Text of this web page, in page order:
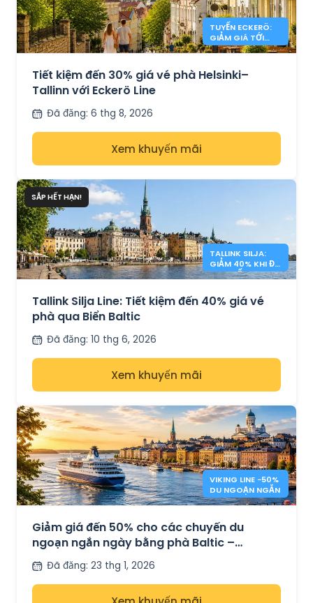
TUYẾN ECKERÖ:
GIẢM GIÁ TỚI
30% HELSINKI –
Tiết kiệm đến 30% giá vé phà Helsinki–
Tallinn với Eckerö Line
Đã đăng: 6 thg 8, 2026
Xem khuyến mãi
SẮP HẾT HẠN!
TALLINK SILJA:
GIẢM 40% KHI ĐI
QUA BIỂN BALTIC
Tallink Silja Line: Tiết kiệm đến 40% giá vé
phà qua Biển Baltic
Đã đăng: 10 thg 6, 2026
Xem khuyến mãi
VIKING LINE −50%
DU NGOẠN NGẮN
Giảm giá đến 50% cho các chuyến du
ngoạn ngắn ngày bằng phà Baltic –
Helsinki, Tallinn & Stockholm
Đã đăng: 23 thg 1, 2026